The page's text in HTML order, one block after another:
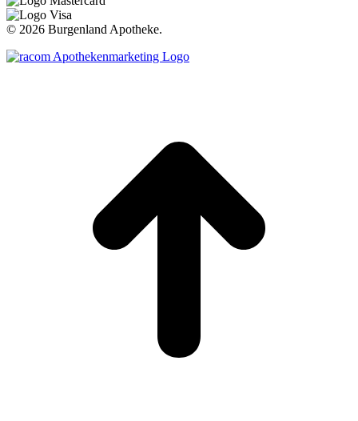
© 2026 Burgenland Apotheke.